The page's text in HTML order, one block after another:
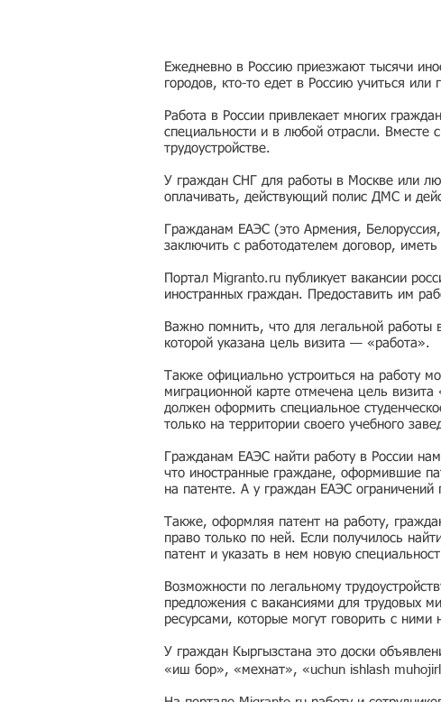
Ежедневно в Россию приезжают тысячи
городов, кто-то едет в Россию учиться или
Работа в России привлекает многих
специальности и в любой отрасли. Вместе
трудоустройстве.
У граждан СНГ для работы в Москве или
оплачивать, действующий полис ДМС и
Гражданам ЕАЭС (это Армения,
заключить с работодателем договор,
Портал Migranto.ru публикует вакансии
иностранных граждан. Предоставить им
Важно помнить, что для легальной работы
которой указана цель визита — «работа».
Также официально устроиться на работу
миграционной карте отмечена цель
должен оформить специальное
только на территории своего учебного
Гражданам ЕАЭС найти работу в России
что иностранные граждане, оформившие
на патенте. А у граждан ЕАЭС ограничений
Также, оформляя патент на работу,
право только по ней. Если получилось
патент и указать в нем новую
Возможности по легальному
предложения с вакансиями для трудовых
ресурсами, которые могут говорить с ними
У граждан Кыргызстана это доски
«иш бор», «мехнат», «uchun ishlash